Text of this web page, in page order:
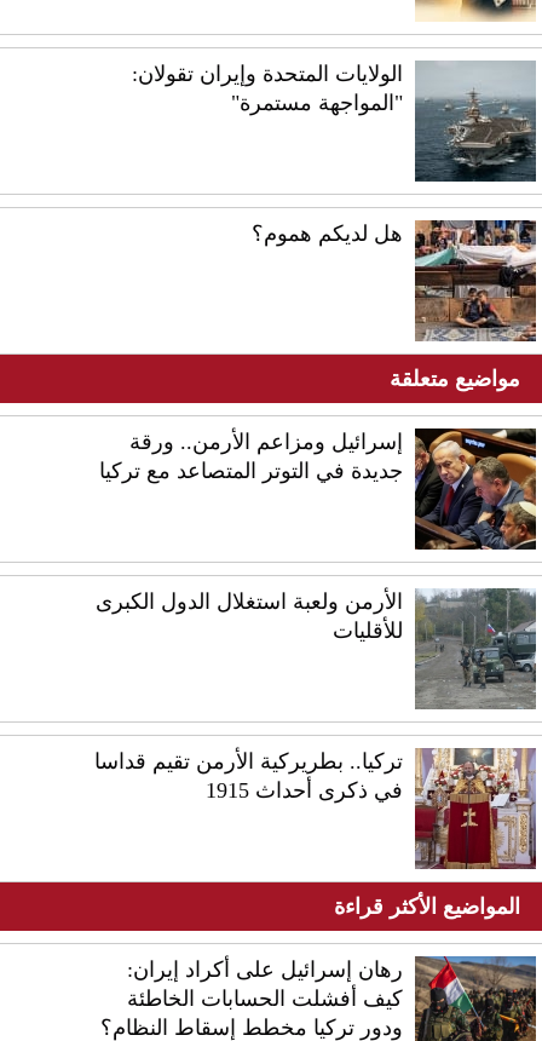
الولايات المتحدة وإيران تقولان:
"المواجهة مستمرة"
هل لديكم هموم؟
مواضيع متعلقة
إسرائيل ومزاعم الأرمن.. ورقة
جديدة في التوتر المتصاعد مع تركيا
الأرمن ولعبة استغلال الدول الكبرى
للأقليات
تركيا.. بطريركية الأرمن تقيم قداسا
في ذكرى أحداث 1915
المواضيع الأكثر قراءة
رهان إسرائيل على أكراد إيران:
كيف أفشلت الحسابات الخاطئة
ودور تركيا مخطط إسقاط النظام؟